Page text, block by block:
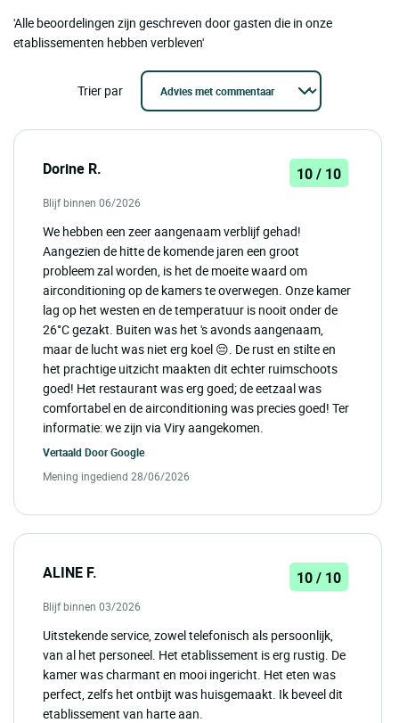
'Alle beoordelingen zijn geschreven door gasten die in onze
etablissementen hebben verbleven'
Trier par
Dorine R. 10 / 10
Blijf binnen 06/2026
We hebben een zeer aangenaam verblijf gehad!
Aangezien de hitte de komende jaren een groot
probleem zal worden, is het de moeite waard om
airconditioning op de kamers te overwegen. Onze kamer
lag op het westen en de temperatuur is nooit onder de
26°C gezakt. Buiten was het 's avonds aangenaam,
maar de lucht was niet erg koel 😔. De rust en stilte en
het prachtige uitzicht maakten dit echter ruimschoots
goed! Het restaurant was erg goed; de eetzaal was
comfortabel en de airconditioning was precies goed! Ter
informatie: we zijn via Viry aangekomen.
Vertaald DoorGoogle
Mening ingediend 28/06/2026
ALINE F. 10 / 10
Blijf binnen 03/2026
Uitstekende service, zowel telefonisch als persoonlijk,
van al het personeel. Het etablissement is erg rustig. De
kamer was charmant en mooi ingericht. Het eten was
perfect, zelfs het ontbijt was huisgemaakt. Ik beveel dit
etablissement van harte aan.